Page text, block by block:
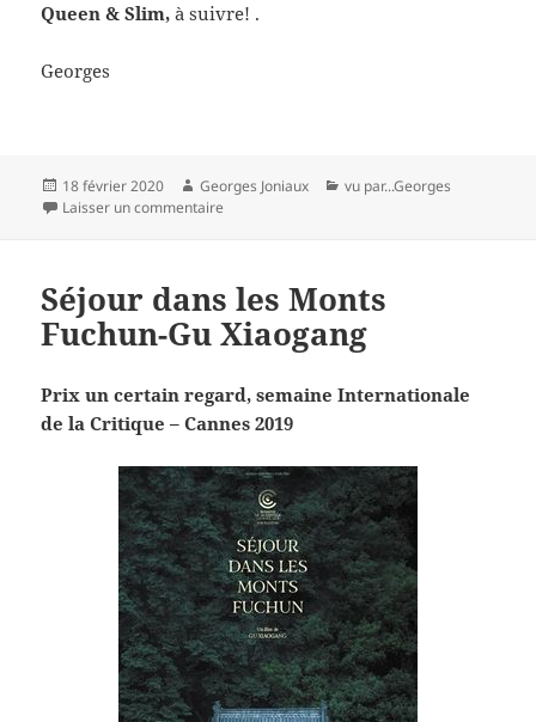
Queen & Slim,à suivre! .
Georges
Publié
le
18 février 2020 Auteur
Georges Joniaux Catégories
vu par...Georges
Laisser un commentaire
Séjour dans les Monts
Fuchun-Gu Xiaogang
Prix un certain regard, semaine Internationale
de la Critique – Cannes 2019